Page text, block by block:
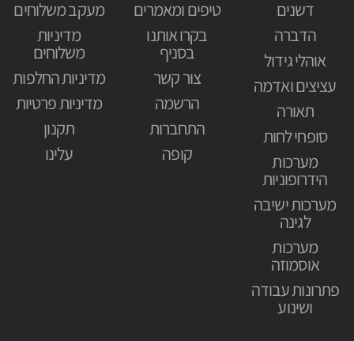
דשנים
הדברה
אוהלי גידול
עציצים ואדמה
תאורה
סופחי לחות
מערכות
הידרופוניות
מערכות ישיבה
לגינה
מערכות
אוסמוזה
פתרונות עבודה
ושינוע
טיפים ומאמרים
בקרו אותנו
בסניף
צור קשר
הרשמה
התחברות
קופה
מעקב משלוחים
מדיניות
משלוחים
מדיניות החלפות
מדיניות פרטיות
תקנון
עלינו